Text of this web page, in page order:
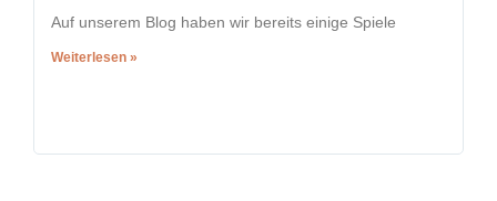
Auf unserem Blog haben wir bereits einige Spiele
Weiterlesen »